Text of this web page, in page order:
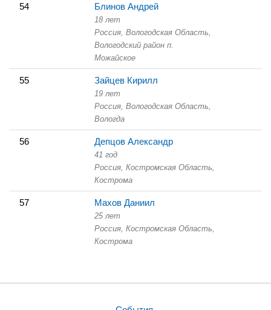
54 Блинов Андрей
18 лет
Россия, Вологодская Область,
Вологодский район п.
Можайское
55 Зайцев Кирилл
19 лет
Россия, Вологодская Область,
Вологда
56 Депцов Александр
41 год
Россия, Костромская Область,
Кострома
57 Махов Даниил
25 лет
Россия, Костромская Область,
Кострома